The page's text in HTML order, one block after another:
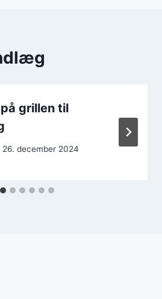
grillen til
26. december 2024